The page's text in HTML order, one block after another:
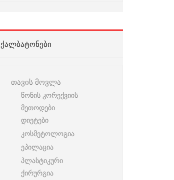
ᲥᲐᲚᲑᲐᲢᲝᲜᲔᲑᲘ
თავის მოვლა
წონის კორექვიის
მეთოდები
დიეტები
კოსმეტოლოგია
ეპილაცია
პლასტიკური
ქირურგია